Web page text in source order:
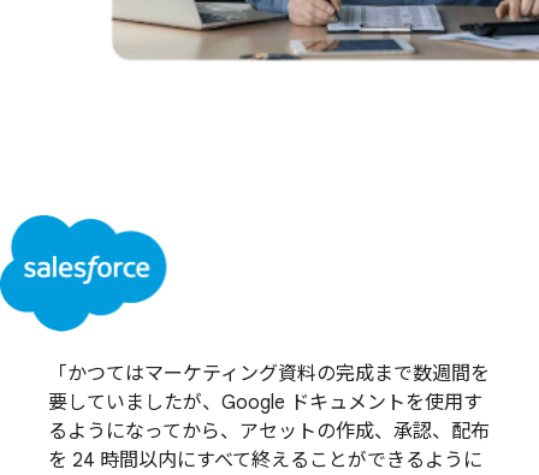
かつてはマーケティング資料の完成まで数週間を
要していましたが、Google ドキュメントを使用す
るようになってから、アセットの作成、承認、配布
を 24 時間以内にすべて終えることができるように